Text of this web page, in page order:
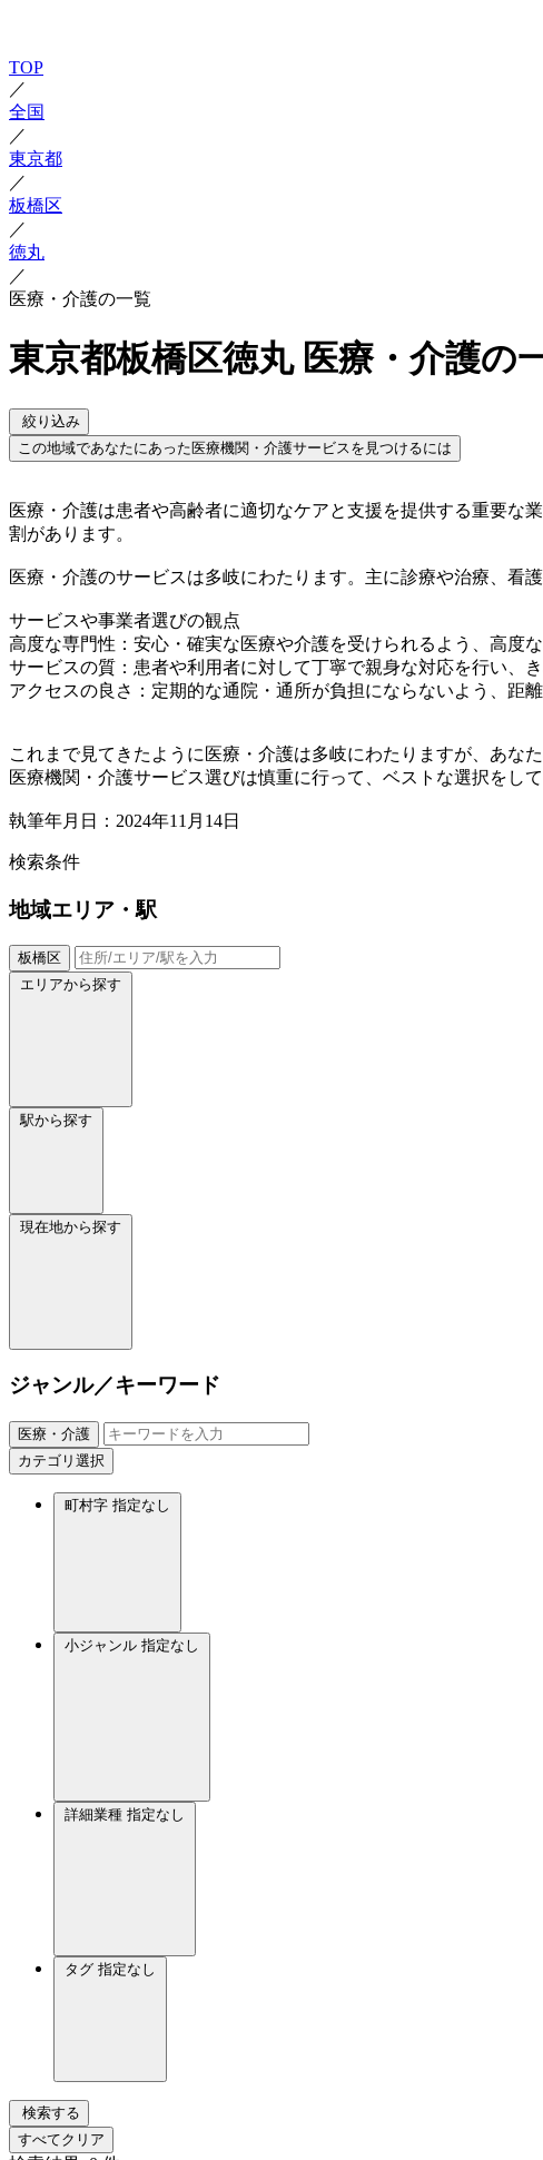
TOP
／
全国
／
東京都
／
板橋区
／
徳丸
／
医療・介護の一覧
東京都板橋区徳丸 医療・介護の
絞り込み
この地域であなたにあった医療機関・介護サービスを見つけるには
医療・介護は患者や高齢者に適切なケアと支援を提供する重要な
割があります。
医療・介護のサービスは多岐にわたります。主に診療や治療、看
サービスや事業者選びの観点
高度な専門性：安心・確実な医療や介護を受けられるよう、高度
サービスの質：患者や利用者に対して丁寧で親身な対応を行い、
アクセスの良さ：定期的な通院・通所が負担にならないよう、距
これまで見てきたように医療・介護は多岐にわたりますが、あな
医療機関・介護サービス選びは慎重に行って、ベストな選択をして
執筆年月日：2024年11月14日
検索条件
地域エリア・駅
板橋区
エリアから探す
駅から探す
現在地から探す
ジャンル／キーワード
医療・介護
カテゴリ選択
町村字 指定なし
小ジャンル 指定なし
詳細業種 指定なし
タグ 指定なし
検索する
すべてクリア